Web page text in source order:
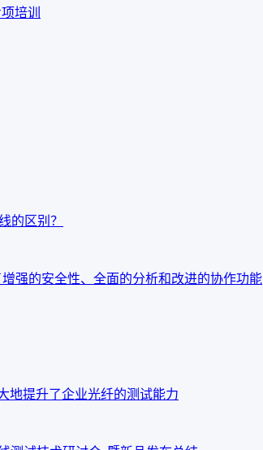
培训
的区别？
强的安全性、全面的分析和改进的协作功能
提升了企业光纤的测试能力